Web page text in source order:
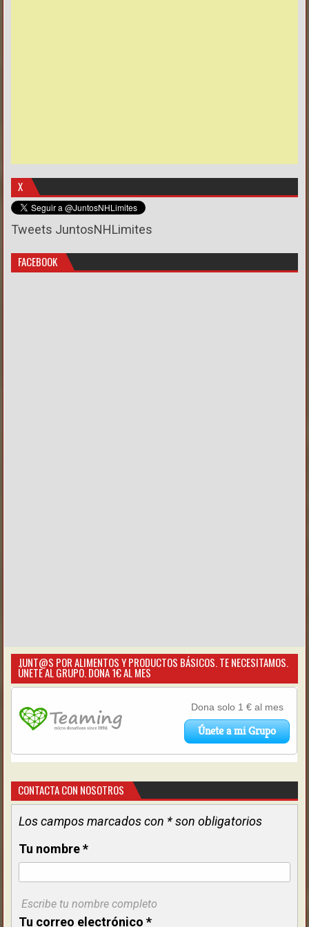
X
Tweets JuntosNHLimites
FACEBOOK
JUNT@S POR ALIMENTOS Y PRODUCTOS BÁSICOS. TE NECESITAMOS.
ÚNETE AL GRUPO. DONA 1€ AL MES
CONTACTA CON NOSOTROS
Los campos marcados con * son obligatorios
Tu nombre*
Escribe tu nombre completo
Tu correo electrónico*